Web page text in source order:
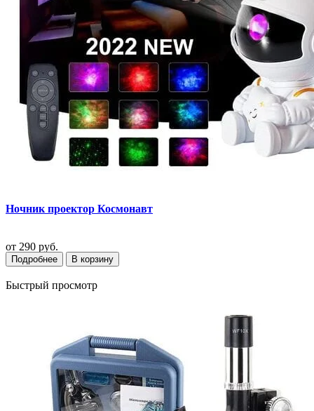
Ночник проектор Космонавт
от 290 руб.
Подробнее В корзину
Быстрый просмотр